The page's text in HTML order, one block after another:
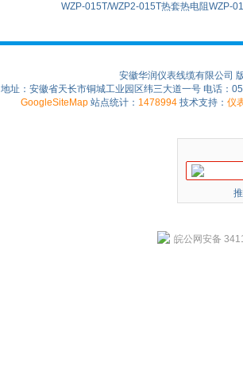
WZP-015T/WZP2-015T热套热电阻WZP-
安徽华润仪表线缆有限公司
地址：安徽省天长市铜城工业园区纬三大道一号 电话：
GoogleSiteMap 站点统计： 1478994 技术支持： 仪
皖公网安备